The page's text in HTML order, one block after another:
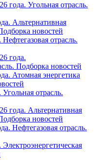
года. Угольная отрасль.
Альтернативная
новостей
отрасль.
года.
Подборка новостей
Атомная энергетика
отрасль.
года. Альтернативная
новостей
Нефтегазовая отрасль.